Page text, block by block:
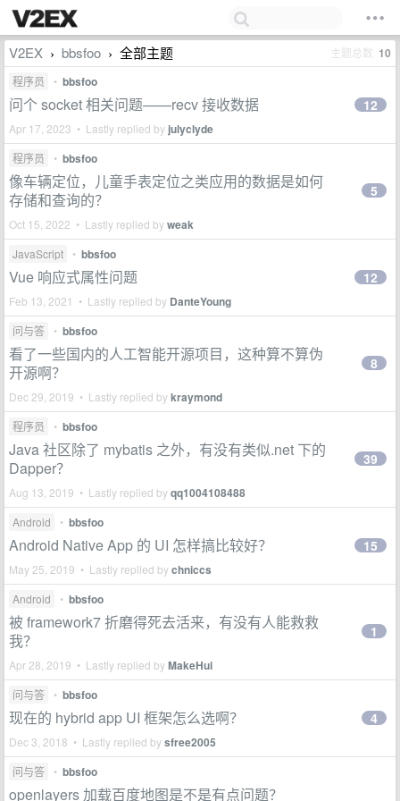
V2EX › bbsfoo › 全部主题 主题总数 10
程序员 • bbsfoo
问个 socket 相关问题——recv 接收数据
Apr 17, 2023 • Lastly replied by julyclyde
12
程序员 • bbsfoo
像车辆定位，儿童手表定位之类应用的数据是如何
存储和查询的？
Oct 15, 2022 • Lastly replied byweak
5
JavaScript • bbsfoo
Vue 响应式属性问题
Feb 13, 2021 • Lastly replied by DanteYoung
12
问与答 • bbsfoo
看了一些国内的人工智能开源项目，这种算不算伪
开源啊？
Dec 29, 2019 • Lastly replied bykraymond
8
程序员 • bbsfoo
Java 社区除了 mybatis 之外，有没有类似.net 下的
Dapper？
Aug 13, 2019 • Lastly replied byqq1004108488
39
Android • bbsfoo
Android Native App 的 UI 怎样搞比较好？
May 25, 2019 • Lastly replied bychniccs
15
Android • bbsfoo
被 framework7 折磨得死去活来，有没有人能救救
我？
Apr 28, 2019 • Lastly replied byMakeHui
1
问与答 • bbsfoo
现在的 hybrid app UI 框架怎么选啊？
Dec 3, 2018 • Lastly replied bysfree2005
4
问与答 • bbsfoo
openlayers 加载百度地图是不是有点问题？